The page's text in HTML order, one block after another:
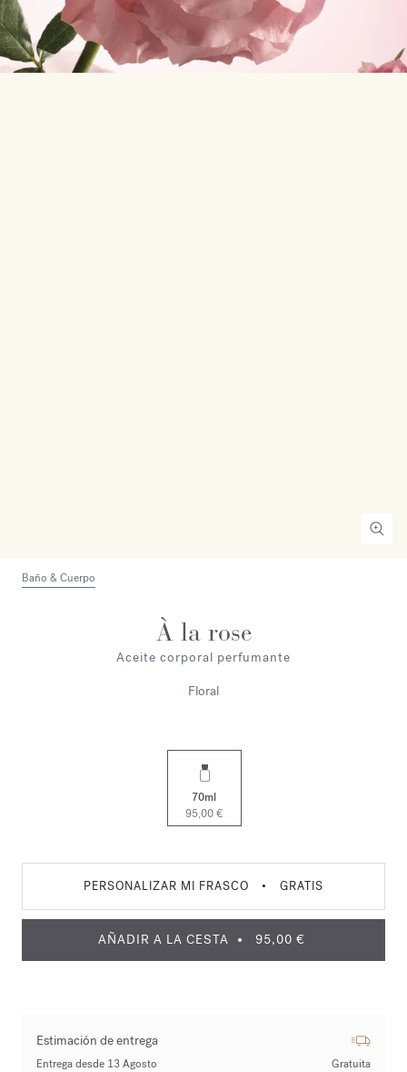
Baño & Cuerpo
À la rose
Aceite corporal perfumante
Floral
70ml
95,00 €
PERSONALIZAR MI FRASCO • GRATIS
AÑADIR A LA CESTA 95,00 €
Estimación de entrega
Entrega desde 13 Agosto Gratuita